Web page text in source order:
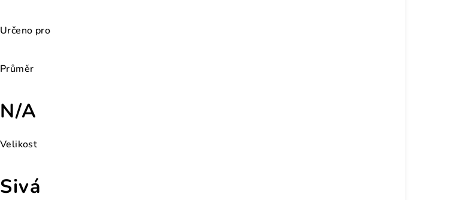
Určeno pro
Průměr
N/A
Velikost
Sivá